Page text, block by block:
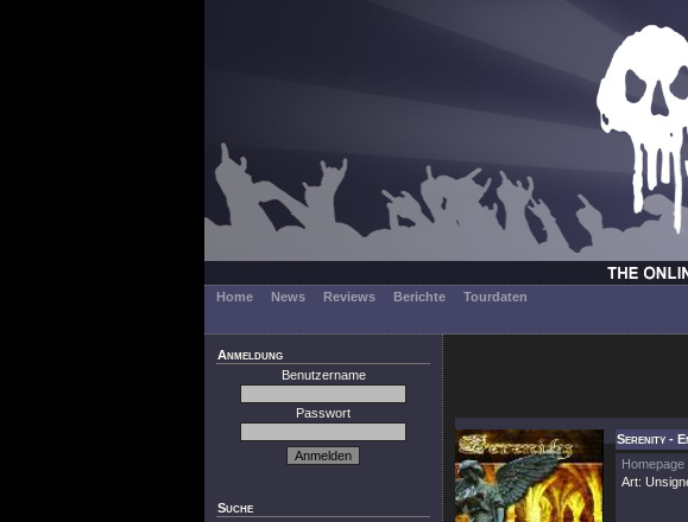
Home News Reviews Berichte
Tourdaten
Anmeldung
Benutzername
Passwort
Suche
Serenity -
Homepage
Art: